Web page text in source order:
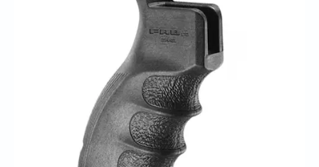
180.00 ₪.
הוא:
140.00 ₪.